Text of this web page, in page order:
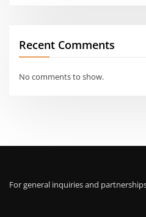
Recent Comments
No comments to show.
For general inquiries and